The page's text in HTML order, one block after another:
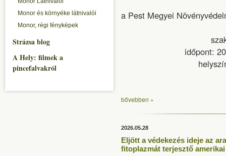
Monor és környéke látnivalói
Monor, régi fényképek
Strázsa blog
A Hely: filmek a
pincefalvakról
a Pest Megyei
időpont:
bővebben »
2026.05.28
Eljött a védekezés ideje az
fitoplazmát terjesztő